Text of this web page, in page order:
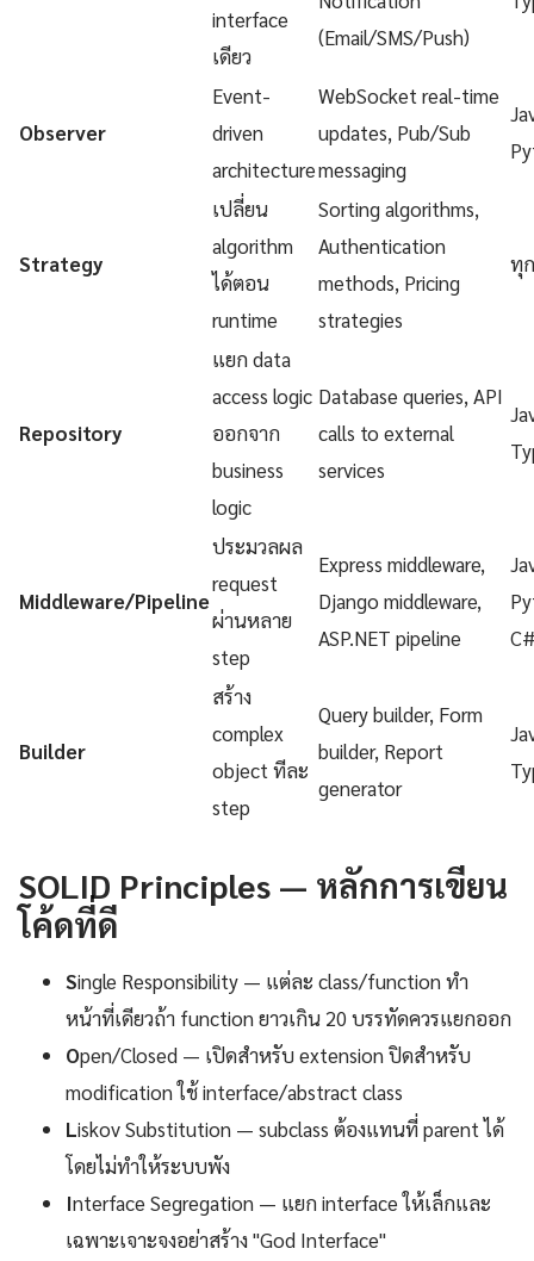
interface
เดียว
(Email/SMS/Push)
Observer
Event-
driven
architecture
WebSocket real-time
updates, Pub/Sub
messaging
Strategy
เปลี่ยน
algorithm
ได้ตอน
runtime
Sorting algorithms,
Authentication
methods, Pricing
strategies
ทุ
Repository
แยก data
access logic
ออกจาก
business
logic
Database queries, API
calls to external
services
Middleware/Pipeline
ประมวลผล
request
ผ่านหลาย
step
Express middleware,
Django middleware,
ASP.NET pipeline
Builder
สร้าง
complex
object ทีละ
step
Query builder, Form
builder, Report
generator
SOLID Principles — หลักการเขียน
โค้ดที่ดี
Single Responsibility — แต่ละ class/function ทำ
หน้าที่เดียวถ้า function ยาวเกิน 20 บรรทัดควรแยกออก
Open/Closed — เปิดสำหรับ extension ปิดสำหรับ
modification ใช้ interface/abstract class
Liskov Substitution — subclass ต้องแทนที่ parent ได้
โดยไม่ทำให้ระบบพัง
Interface Segregation — แยก interface ให้เล็กและ
เฉพาะเจาะจงอย่าสร้าง "God Interface"